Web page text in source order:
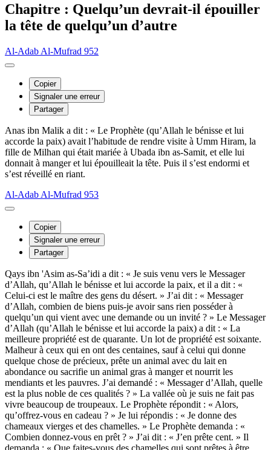
Chapitre : Quelqu’un devrait-il épouiller
la tête de quelqu’un d’autre
Al-Adab Al-Mufrad 952
Copier
Signaler une erreur
Partager
Anas ibn Malik a dit : « Le Prophète (qu’Allah le bénisse et lui
accorde la paix) avait l’habitude de rendre visite à Umm Hiram, la
fille de Milhan qui était mariée à Ubada ibn as-Samit, et elle lui
donnait à manger et lui épouilleait la tête. Puis il s’est endormi et
s’est réveillé en riant.
Al-Adab Al-Mufrad 953
Copier
Signaler une erreur
Partager
Qays ibn 'Asim as-Sa’idi a dit : « Je suis venu vers le Messager
d’Allah, qu’Allah le bénisse et lui accorde la paix, et il a dit : «
Celui-ci est le maître des gens du désert. » J’ai dit : « Messager
d’Allah, combien de biens puis-je avoir sans rien posséder à
quelqu’un qui vient avec une demande ou un invité ? » Le Messager
d’Allah (qu’Allah le bénisse et lui accorde la paix) a dit : « La
meilleure propriété est de quarante. Un lot de propriété est soixante.
Malheur à ceux qui en ont des centaines, sauf à celui qui donne
quelque chose de précieux, prête un animal avec du lait en
abondance ou sacrifie un animal gras à manger et nourrit les
mendiants et les pauvres. J’ai demandé : « Messager d’Allah, quelle
est la plus noble de ces qualités ? » La vallée où je suis ne fait pas
vivre beaucoup de troupeaux. Le Prophète répondit : « Alors,
qu’offrez-vous en cadeau ? » Je lui répondis : « Je donne des
chameaux vierges et des chamelles. » Le Prophète demanda : «
Combien donnez-vous en prêt ? » J’ai dit : « J’en prête cent. » Il
demanda : « Que faites-vous des chamelles qui sont prêtes à être